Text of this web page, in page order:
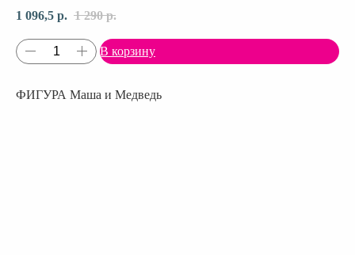
1 096,5 р. 1 290 р.
В корзину
ФИГУРА Маша и Медведь